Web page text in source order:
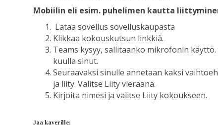
Mobiilin eli esim. puhelimen kautta
Lataa sovellus sovelluskaupasta
Klikkaa kokouskutsun linkkiä.
Teams kysyy, sallitaanko mikrofonin
kuulla sinut.
Seuraavaksi sinulle annetaan kaksi
ja liity. Valitse Liity vieraana.
Kirjoita nimesi ja valitse Liity kokoukseen.
Jaa kaverille: